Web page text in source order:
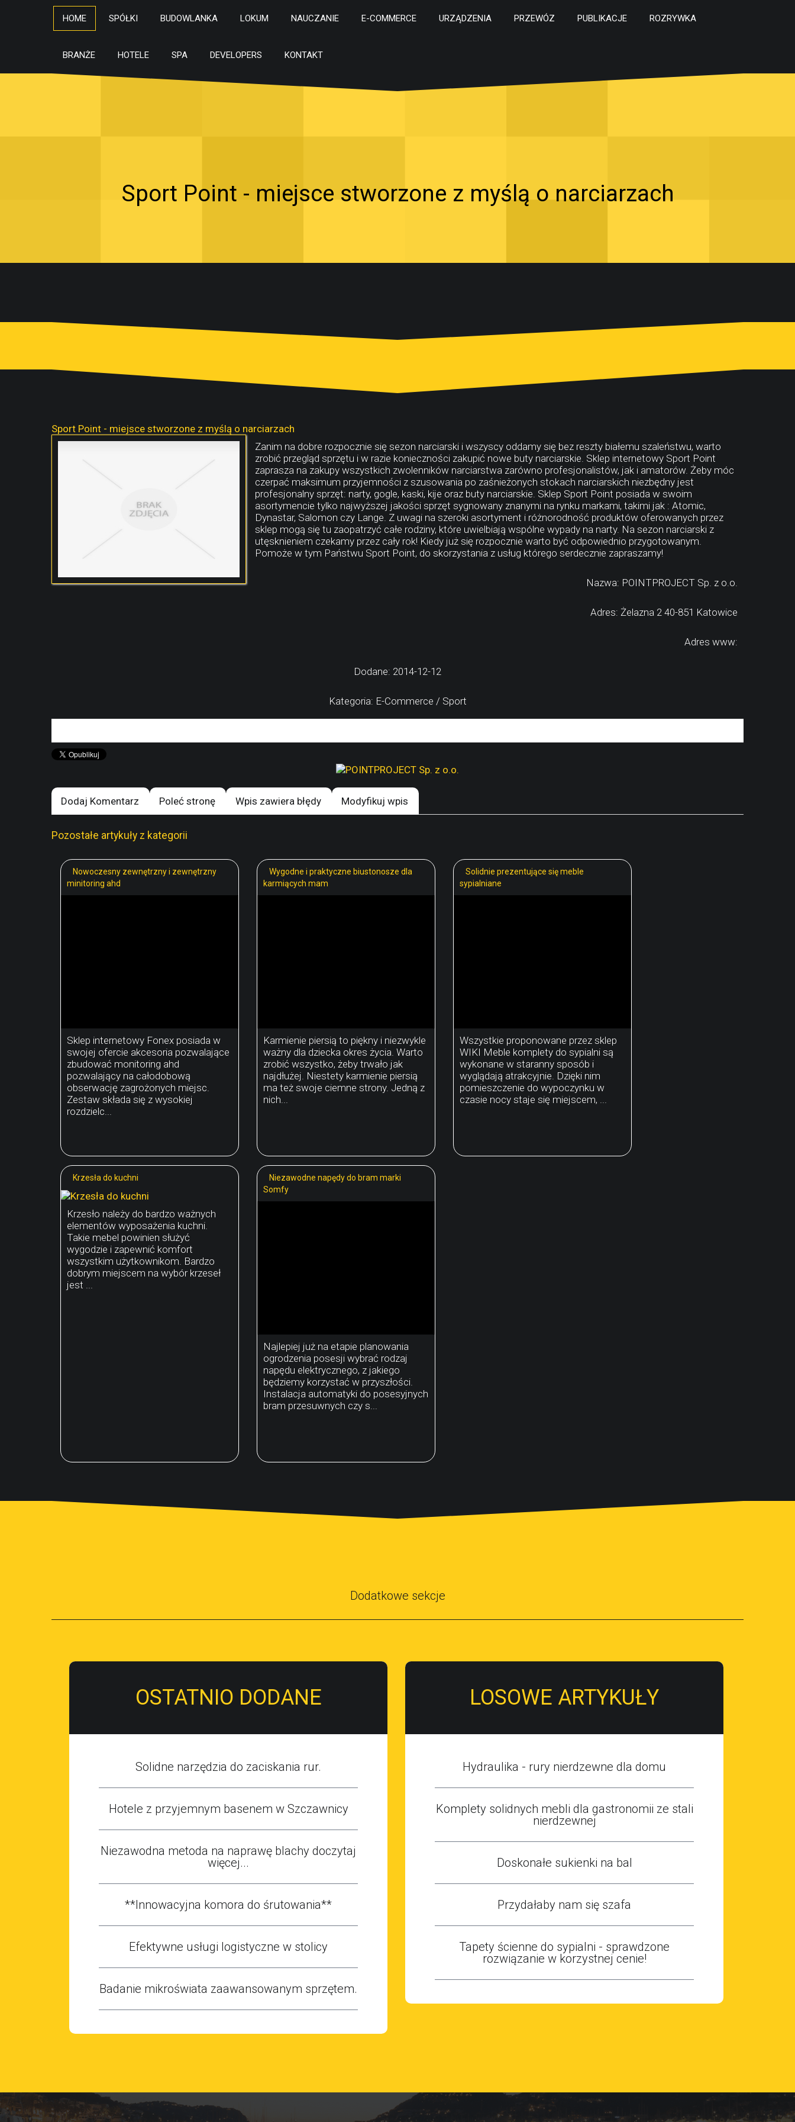
HOME SPÓŁKI BUDOWLANKA LOKUM NAUCZANIE E-COMMERCE URZĄDZENIA PRZEWÓZ PUBLIKACJE ROZRYWKA
BRANŻE HOTELE SPA DEVELOPERS KONTAKT
Sport Point - miejsce stworzone z myślą o narciarzach
Sport Point - miejsce stworzone z myślą o narciarzach
Zanim na dobre rozpocznie się sezon narciarski i wszyscy oddamy się bez reszty białemu szaleństwu, warto
zrobić przegląd sprzętu i w razie konieczności zakupić nowe buty narciarskie. Sklep internetowy Sport Point
zaprasza na zakupy wszystkich zwolenników narciarstwa zarówno profesjonalistów, jak i amatorów. Żeby móc
czerpać maksimum przyjemności z szusowania po zaśnieżonych stokach narciarskich niezbędny jest
profesjonalny sprzęt: narty, gogle, kaski, kije oraz buty narciarskie. Sklep Sport Point posiada w swoim
asortymencie tylko najwyższej jakości sprzęt sygnowany znanymi na rynku markami, takimi jak : Atomic,
Dynastar, Salomon czy Lange. Z uwagi na szeroki asortyment i różnorodność produktów oferowanych przez
sklep mogą się tu zaopatrzyć całe rodziny, które uwielbiają wspólne wypady na narty. Na sezon narciarski z
utęsknieniem czekamy przez cały rok! Kiedy już się rozpocznie warto być odpowiednio przygotowanym.
Pomoże w tym Państwu Sport Point, do skorzystania z usług którego serdecznie zapraszamy!
Nazwa: POINTPROJECT Sp. z o.o.
Adres: Żelazna 2 40-851 Katowice
Adres www:
Dodane: 2014-12-12
Kategoria: E-Commerce / Sport
Dodaj Komentarz Poleć stronę Wpis zawiera błędy Modyfikuj wpis
Pozostałe artykuły z kategorii
Nowoczesny zewnętrzny i zewnętrzny
minitoring ahd
Sklep internetowy Fonex posiada w
swojej ofercie akcesoria pozwalające
zbudować monitoring ahd
pozwalający na całodobową
obserwację zagrożonych miejsc.
Zestaw składa się z wysokiej
rozdzielc...
Wygodne i praktyczne biustonosze dla
karmiących mam
Karmienie piersią to piękny i niezwykle
ważny dla dziecka okres życia. Warto
zrobić wszystko, żeby trwało jak
najdłużej. Niestety karmienie piersią
ma też swoje ciemne strony. Jedną z
nich...
Solidnie prezentujące się meble
sypialniane
Wszystkie proponowane przez sklep
WIKI Meble komplety do sypialni są
wykonane w staranny sposób i
wyglądają atrakcyjnie. Dzięki nim
pomieszczenie do wypoczynku w
czasie nocy staje się miejscem, ...
Krzesła do kuchni
Krzesło należy do bardzo ważnych
elementów wyposażenia kuchni.
Takie mebel powinien służyć
wygodzie i zapewnić komfort
wszystkim użytkownikom. Bardzo
dobrym miejscem na wybór krzeseł
jest ...
Niezawodne napędy do bram marki
Somfy
Najlepiej już na etapie planowania
ogrodzenia posesji wybrać rodzaj
napędu elektrycznego, z jakiego
będziemy korzystać w przyszłości.
Instalacja automatyki do posesyjnych
bram przesuwnych czy s...
Dodatkowe sekcje
OSTATNIO DODANE
Solidne narzędzia do zaciskania rur.
Hotele z przyjemnym basenem w Szczawnicy
Niezawodna metoda na naprawę blachy doczytaj
więcej...
**Innowacyjna komora do śrutowania**
Efektywne usługi logistyczne w stolicy
Badanie mikroświata zaawansowanym sprzętem.
LOSOWE ARTYKUŁY
Hydraulika - rury nierdzewne dla domu
Komplety solidnych mebli dla gastronomii ze stali
nierdzewnej
Doskonałe sukienki na bal
Przydałaby nam się szafa
Tapety ścienne do sypialni - sprawdzone
rozwiązanie w korzystnej cenie!